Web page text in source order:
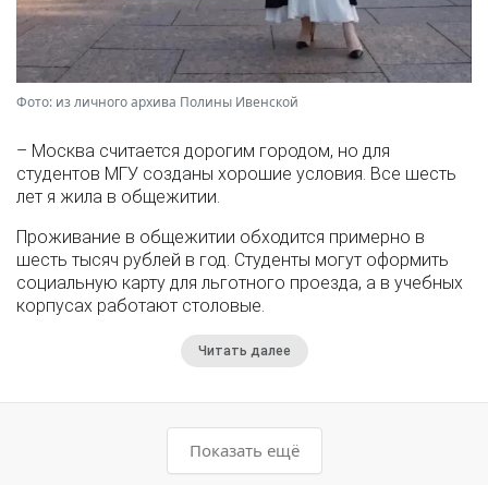
Фото: из личного архива Полины Ивенской
– Москва считается дорогим городом, но для
студентов МГУ созданы хорошие условия. Все шесть
лет я жила в общежитии.
Проживание в общежитии обходится примерно в
шесть тысяч рублей в год. Студенты могут оформить
социальную карту для льготного проезда, а в учебных
корпусах работают столовые.
Читать далее
Показать ещё